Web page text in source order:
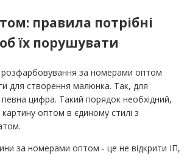
правила потрібні
їх порушувати
за номерами оптом
для створення малюнка. Так, для
цифра. Такий порядок необхідний,
оптом в єдиному стилі з
за номерами оптом - це не відкрити ІП,